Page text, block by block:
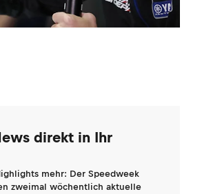
direkt in Ihr
mehr: Der Speedweek
zweimal wöchentlich aktuelle